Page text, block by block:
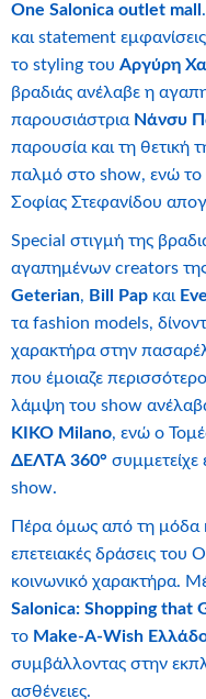
One Salonica outlet mall
και statement
το styling του Αργύρη
βραδιάς ανέλαβε η
παρουσιάστρια Νάνσυ
παρουσία και τη θετική
παλμό στο show, ενώ το
Σοφίας Στεφανίδου
Special στιγμή της
αγαπημένων creators
Geterian, Bill Pap και
τα fashion models,
χαρακτήρα στην
που έμοιαζε
λάμψη του show
KIKO Milano, ενώ ο
ΔΕΛΤΑ 360° συμμετείχε
show.
Πέρα όμως από τη μόδα
επετειακές δράσεις του
κοινωνικό χαρακτήρα.
Salonica: Shopping that
το Make-A-Wish
συμβάλλοντας στην
ασθένειες.